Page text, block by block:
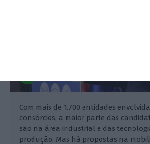
Com mais de 1.700 entidades
consórcios, a maior parte das
são na área industrial e das
produção. Mas há propostas na